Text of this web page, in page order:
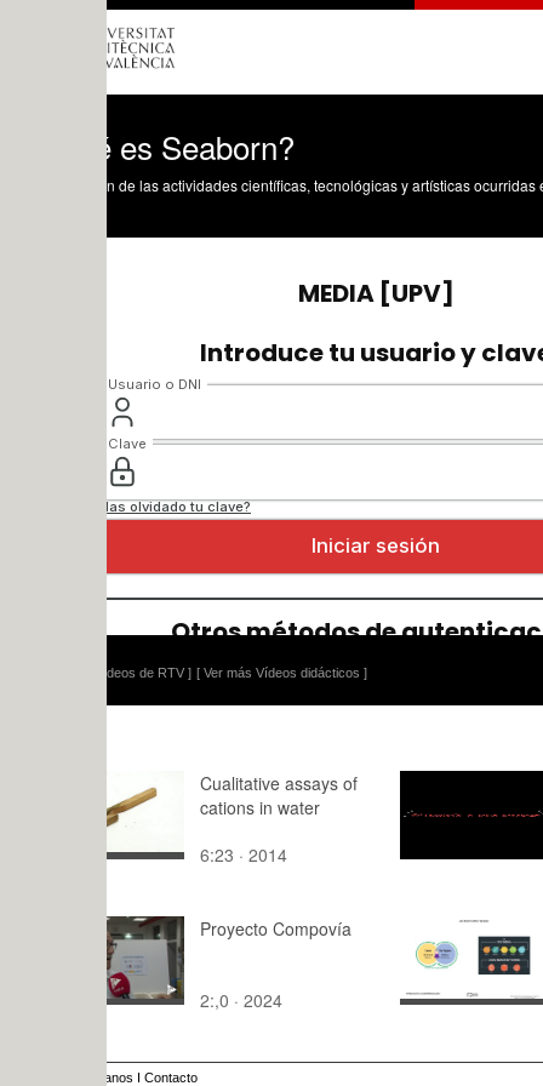
es Seaborn?
de las actividades científicas, tecnológicas y artísticas ocurridas en los tres
[ Ver más Vídeos didácticos ]
Cualitative assays of
cations in water
6:23 · 2014
4:,2 · 2021
Proyecto Compovía
2:,0 · 2024
LOS
LEAN
20:54 ·